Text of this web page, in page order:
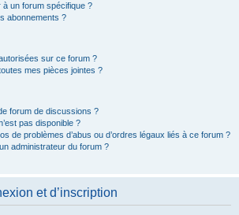
à un forum spécifique ?
abonnements ?
sur ce forum ?
mes pièces jointes ?
forum de discussions ?
pas disponible ?
de problèmes d’abus ou d’ordres légaux liés à ce forum ?
administrateur du forum ?
et d’inscription